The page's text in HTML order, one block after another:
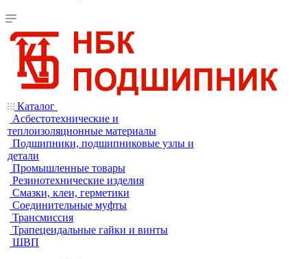
Каталог
Асбестотехнические и
теплоизоляционные материалы
Подшипники, подшипниковые узлы и
детали
Промышленные товары
Резинотехнические изделия
Смазки, клеи, герметики
Соединительные муфты
Трансмиссия
Трапецеидальные гайки и винты
ШВП